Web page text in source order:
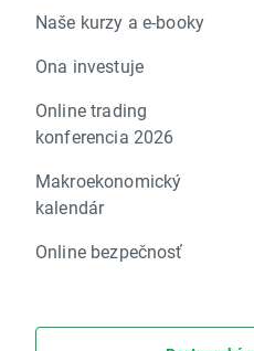
Naše kurzy a e-booky
Ona investuje
Online trading
konferencia 2026
Makroekonomický
kalendár
Online bezpečnosť